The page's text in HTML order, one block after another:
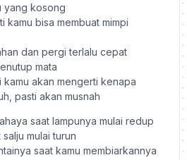
yang kosong
kamu bisa membuat mimpi
dan pergi terlalu cepat
mata
kamu akan mengerti kenapa
pasti akan musnah
saat lampunya mulai redup
mulai turun
saat kamu membiarkannya